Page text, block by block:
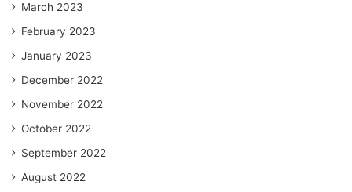
March 2023
February 2023
January 2023
December 2022
November 2022
October 2022
September 2022
August 2022